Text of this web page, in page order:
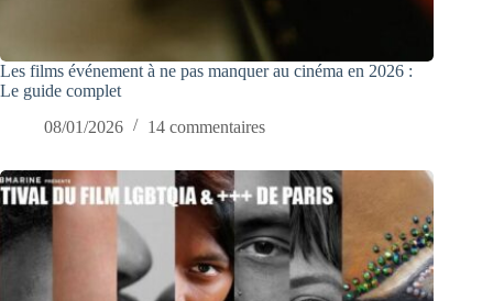
Les films événement à ne pas manquer au cinéma en 2026 :
Le guide complet
08/01/2026
14 commentaires